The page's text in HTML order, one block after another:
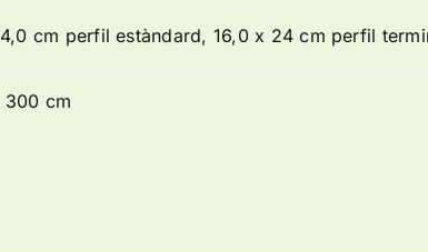
cm perfil estàndard, 16,0 x 24 cm perfil
300 cm